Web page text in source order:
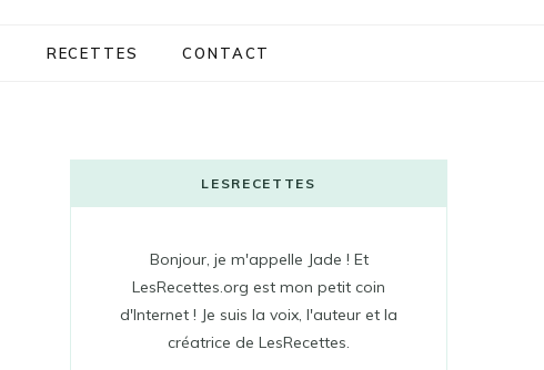
RECETTES CONTACT
LESRECETTES
Bonjour, je m'appelle Jade ! Et
LesRecettes.org est mon petit coin
d'Internet ! Je suis la voix, l'auteur et la
créatrice de LesRecettes.